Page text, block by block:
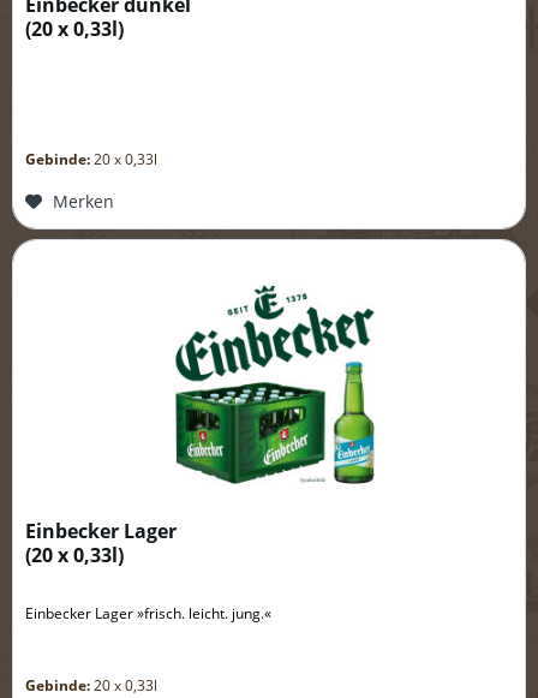
(20 x 0,33l)
Gebinde:20 x 0,33l
Merken
Einbecker Lager
(20 x 0,33l)
Einbecker Lager »frisch. leicht. jung.«
Gebinde:20 x 0,33l